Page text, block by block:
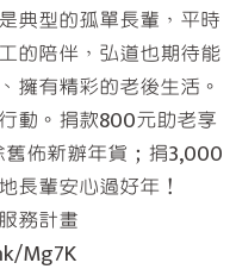
典型的孤單長輩，平時
的陪伴，弘道也期待能
擁有精彩的老後生活。
動。捐款800元助老享
舊佈新辦年貨；捐3,000
長輩安心過好年！
務計畫
Mg7K